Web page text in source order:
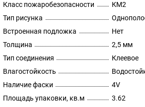
Класс пожаробезопасности
КМ2
Тип рисунка
Встроенная подложка
Нет
Толщина
2,5 мм
Тип соединения
Клеевое
Влагостойкость
Наличие фаски
4V
Площадь упаковки, кв.м
3.62